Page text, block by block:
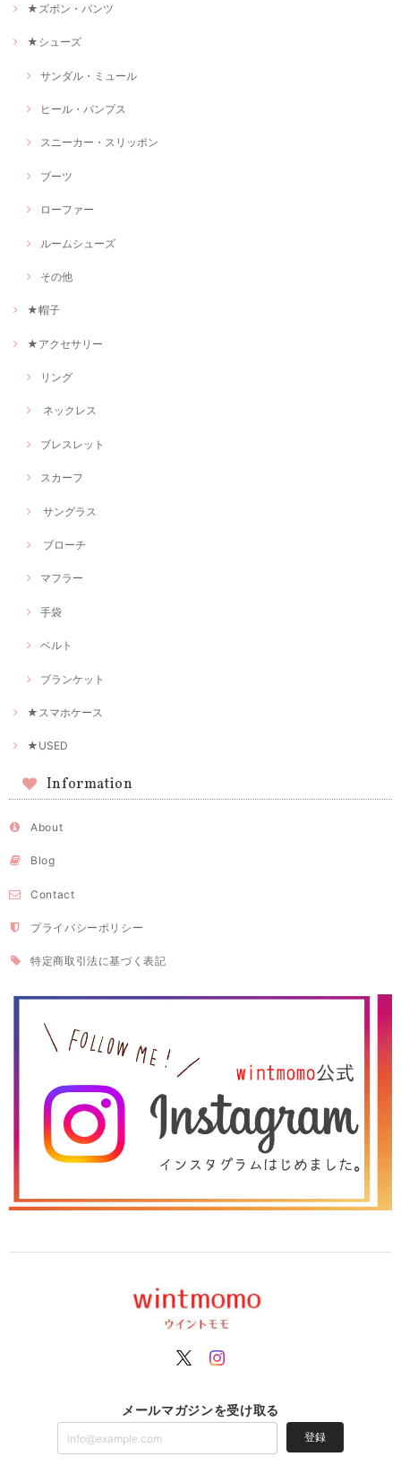
★ズボン・パンツ
★シューズ
サンダル・ミュール
ヒール・パンプス
スニーカー・スリッポン
ブーツ
ローファー
ルームシューズ
その他
★帽子
★アクセサリー
リング
ネックレス
ブレスレット
スカーフ
サングラス
ブローチ
マフラー
手袋
ベルト
ブランケット
★スマホケース
★USED
Information
About
Blog
Contact
プライバシーポリシー
特定商取引法に基づく表記
メールマガジンを受け取る
登録